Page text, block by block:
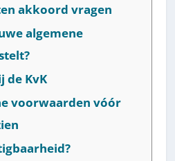
akkoord vragen
algemene
de KvK
voorwaarden vóór